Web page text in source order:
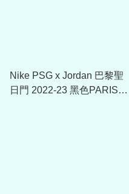
Nike PSG x Jordan 巴黎聖
日門 2022-23 黑色PARIS連